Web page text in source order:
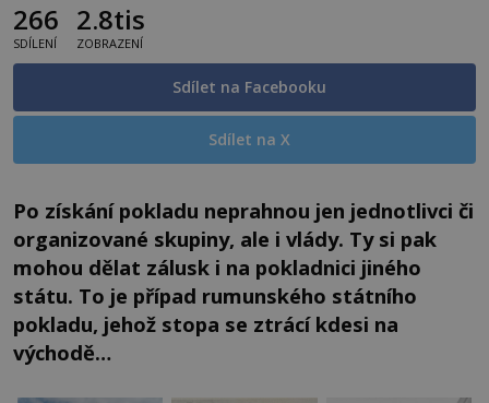
266
SDÍLENÍ
2.8tis
ZOBRAZENÍ
Sdílet na Facebooku
Sdílet na X
Po získání pokladu neprahnou jen jednotlivci či
organizované skupiny, ale i vlády. Ty si pak
mohou dělat zálusk i na pokladnici jiného
státu. To je případ rumunského státního
pokladu, jehož stopa se ztrácí kdesi na
východě…